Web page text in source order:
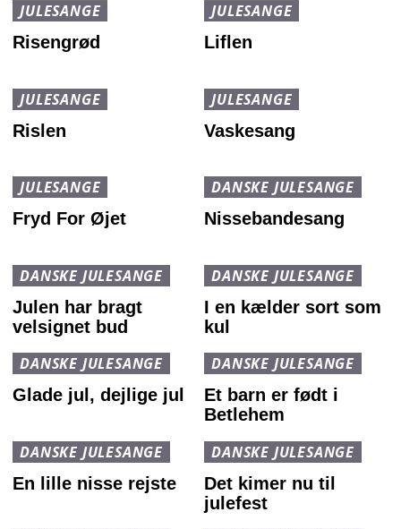
JULESANGE
Risengrød
JULESANGE
Liflen
JULESANGE
Rislen
JULESANGE
Vaskesang
JULESANGE
Fryd For Øjet
DANSKE JULESANGE
Nissebandesang
DANSKE JULESANGE
Julen har bragt
velsignet bud
DANSKE JULESANGE
I en kælder sort som
kul
DANSKE JULESANGE
Glade jul, dejlige jul
DANSKE JULESANGE
Et barn er født i
Betlehem
DANSKE JULESANGE
En lille nisse rejste
DANSKE JULESANGE
Det kimer nu til
julefest